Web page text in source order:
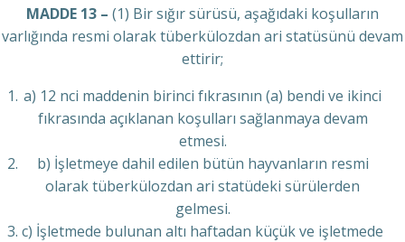
MADDE 13 – (1) Bir sığır sürüsü, aşağıdaki koşulların
varlığında resmi olarak tüberkülozdan ari statüsünü devam
ettirir;
a) 12 nci maddenin birinci fıkrasının (a) bendi ve ikinci
fıkrasında açıklanan koşulları sağlanmaya devam
etmesi.
b) İşletmeye dahil edilen bütün hayvanların resmi
olarak tüberkülozdan ari statüdeki sürülerden
gelmesi.
c) İşletmede bulunan altı haftadan küçük ve işletmede